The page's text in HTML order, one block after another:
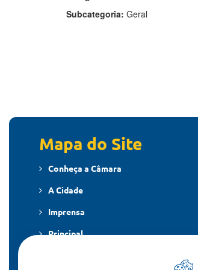
Subcategoria: Geral
Mapa do Site
Conheça a Câmara
A Cidade
Imprensa
Principal